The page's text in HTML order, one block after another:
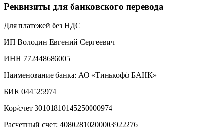
Реквизиты для банковского перевода
Для платежей без НДС
ИП Володин Евгений Сергеевич
ИНН 772448686005
Наименование банка: АО «Тинькофф БАНК»
БИК 044525974
Кор/счет 30101810145250000974
Расчетный счет: 40802810200003922276